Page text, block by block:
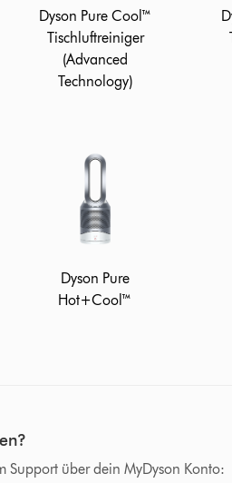
Dyson Pure Cool™
Tischluftreiniger
(Advanced
Technology)
Dyson Pure
Hot+Cool™
Support über dein MyDyson Konto: